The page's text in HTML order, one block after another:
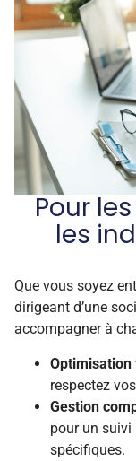
Pour
les
Que vous soyez
dirigeant d’une
accompagner à
Optimisation
respectez
Gestion
pour un suivi
spécifiques.